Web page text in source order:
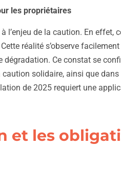
les propriétaires
l’enjeu de la caution. En effet,
réalité s’observe
Ce constat se
solidaire, ainsi que
de 2025 requiert une
et les